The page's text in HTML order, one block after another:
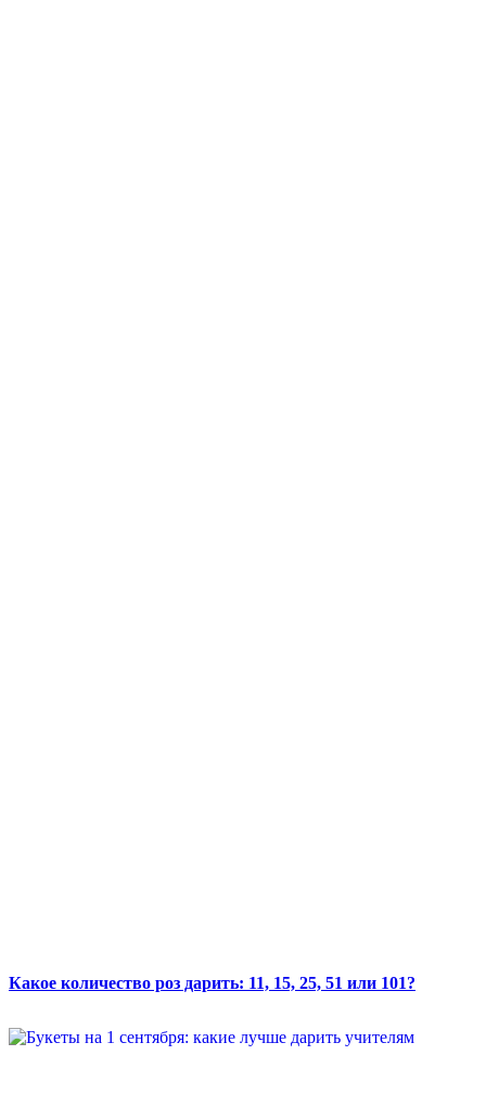
Какое количество роз дарить: 11, 15, 25, 51 или 101?